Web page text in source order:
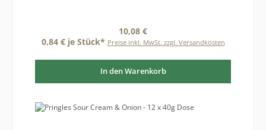
Regulärer Preis:
10,08 €
0,84 € je Stück* Preise inkl. MwSt. zzgl. Versandkosten
In den Warenkorb